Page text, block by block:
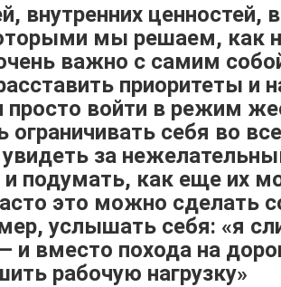
внутренних ценностей, в
мы решаем, как
важно с самим
приоритеты и
просто войти в режим
ограничивать себя во
за
и подумать, как еще их
это можно сделать
услышать себя: «я
и вместо похода на
рабочую нагрузку»